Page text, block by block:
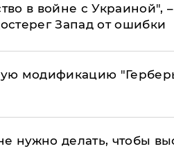
в войне с Украиной", –
Запад от ошибки
модификацию
нужно делать, чтобы